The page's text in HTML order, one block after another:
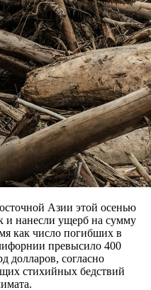
Азии этой осенью
и нанесли ущерб на сумму
как число погибших в
превысило 400
долларов, согласно
стихийных бедствий